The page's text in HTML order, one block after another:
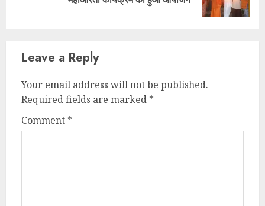
Leave a Reply
Your email address will not be published.
Required fields are marked *
Comment *